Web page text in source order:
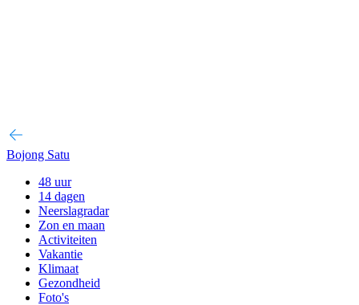
Bojong Satu
48 uur
14 dagen
Neerslagradar
Zon en maan
Activiteiten
Vakantie
Klimaat
Gezondheid
Foto's